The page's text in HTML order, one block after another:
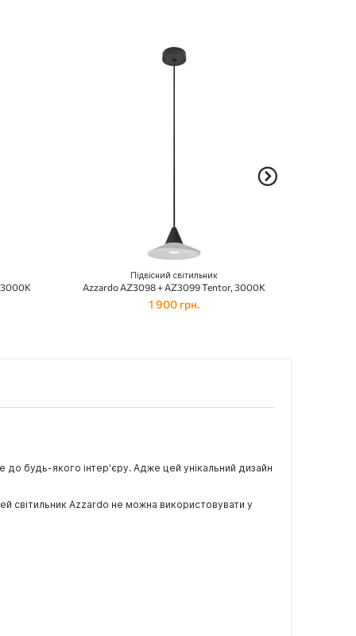
3000K
Підвісний світильник
Azzardo AZ3098 + AZ3099 Tentor, 3000K
1 900 грн.
до будь-якого інтер'єру. Адже цей унікальний дизайн
світильник Azzardo не можна використовувати у